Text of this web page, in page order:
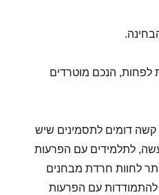
לפחות, הנכם מוטרדים
דומים לתסמינים שיש
לתלמידים עם הפרעות
לחוות חרדת מבחנים
להתמודדות עם הפרעות